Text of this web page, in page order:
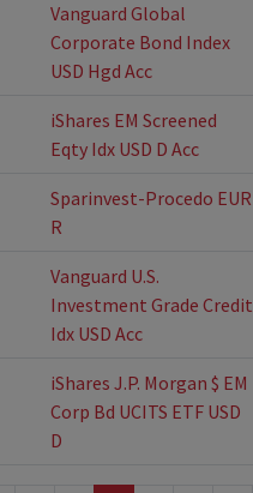
Vanguard Global
Corporate Bond Index
USD Hgd Acc
iShares EM Screened
Eqty Idx USD D Acc
Sparinvest-Procedo EUR
R
Vanguard U.S.
Investment Grade Credit
Idx USD Acc
iShares J.P. Morgan $ EM
Corp Bd UCITS ETF USD
D